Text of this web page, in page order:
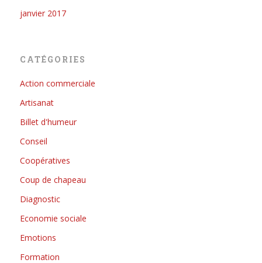
janvier 2017
CATÉGORIES
Action commerciale
Artisanat
Billet d'humeur
Conseil
Coopératives
Coup de chapeau
Diagnostic
Economie sociale
Emotions
Formation